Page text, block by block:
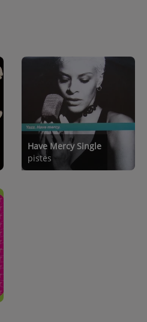
Have Mercy Single
pistes